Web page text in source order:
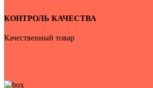
КОНТРОЛЬ КАЧЕСТВА
Качественный товар